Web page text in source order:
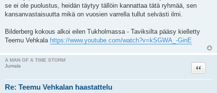
se ei ole puolustus, heidän täytyy tällöin kannattaa tätä ryhmää, sen
kansanvastaisuutta mikä on vuosien varrella tullut selvästi ilmi.
Bilderberg kokous alkoi eilen Tukholmassa - Taviksilta pääsy kielletty
Teemu Vehkala https://www.youtube.com/watch?v=kSGWA_-GinE
A MAN OF A TIME STORM
Jumala
Re: Teemu Vehkalan haastattelu
Lainaa